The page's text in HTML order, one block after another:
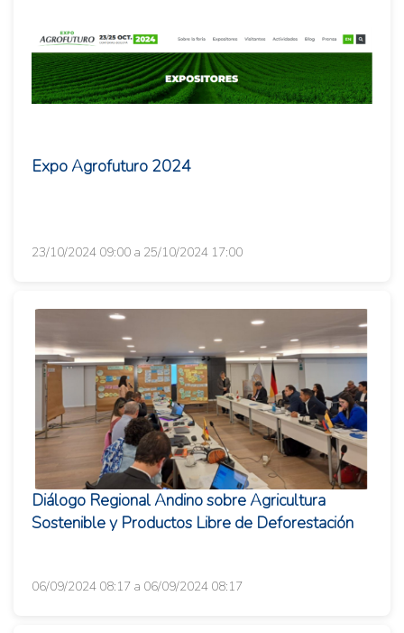
Expo Agrofuturo 2024
23/10/2024 09:00 a 25/10/2024 17:00
Diálogo Regional Andino sobre Agricultura
Sostenible y Productos Libre de Deforestación
06/09/2024 08:17 a 06/09/2024 08:17